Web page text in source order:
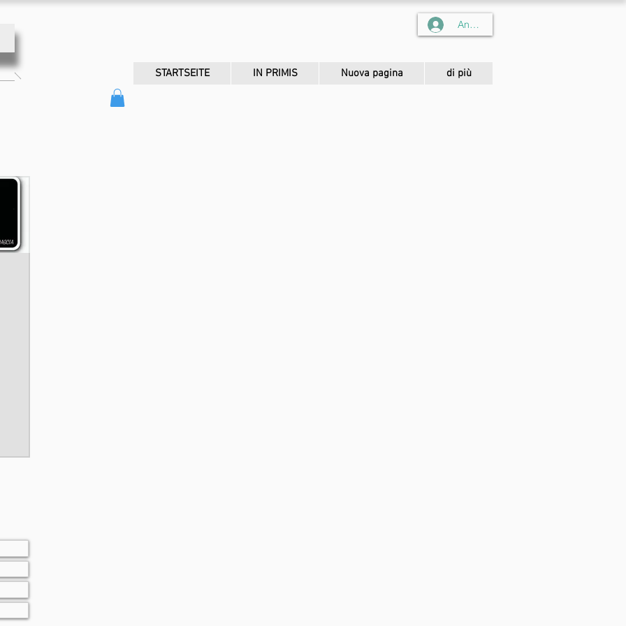
Anmelden
STARTSEITE IN PRIMIS Nuova pagina di più